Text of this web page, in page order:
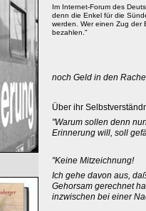
Im Internet-Forum des
denn die Enkel für die
werden. Wer einen Zug der
bezahlen."
noch Geld in den
Über ihr
"Warum sollen denn
Erinnerung will, soll
"Keine Mitzeichnung!
Ich gehe davon aus,
Gehorsam gerechnet
inzwischen bei einer